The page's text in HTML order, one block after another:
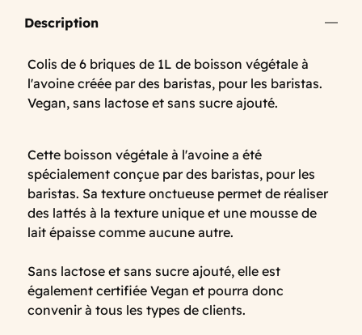
Description
Colis de 6 briques de 1L de boisson végétale à
l'avoine créée par des baristas, pour les baristas.
Vegan, sans lactose et sans sucre ajouté.
Cette boisson végétale à l'avoine a été
spécialement conçue par des baristas, pour les
baristas. Sa texture onctueuse permet de réaliser
des lattés à la texture unique et une mousse de
lait épaisse comme aucune autre.
Sans lactose et sans sucre ajouté, elle est
également certifiée Vegan et pourra donc
convenir à tous les types de clients.